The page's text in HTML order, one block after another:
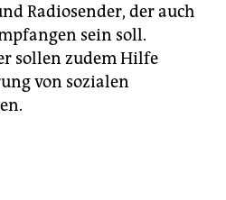
Radiosender, der auch
sein soll.
sollen zudem Hilfe
von sozialen